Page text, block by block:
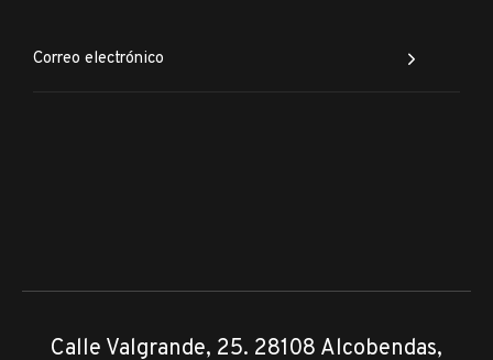
Calle Valgrande, 25. 28108 Alcobendas,